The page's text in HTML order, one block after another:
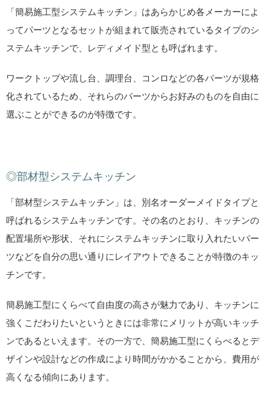
「簡易施工型システムキッチン」はあらかじめ各メーカーによ
ってパーツとなるセットが組まれて販売されているタイプのシ
ステムキッチンで、レディメイド型とも呼ばれます。
ワークトップや流し台、調理台、コンロなどの各パーツが規格
化されているため、それらのパーツからお好みのものを自由に
選ぶことができるのが特徴です。
◎部材型システムキッチン
「部材型システムキッチン」は、別名オーダーメイドタイプと
呼ばれるシステムキッチンです。その名のとおり、キッチンの
配置場所や形状、それにシステムキッチンに取り入れたいパー
ツなどを自分の思い通りにレイアウトできることが特徴のキッ
チンです。
簡易施工型にくらべて自由度の高さが魅力であり、キッチンに
強くこだわりたいというときには非常にメリットが高いキッチ
ンであるといえます。その一方で、簡易施工型にくらべるとデ
ザインや設計などの作成により時間がかかることから、費用が
高くなる傾向にあります。